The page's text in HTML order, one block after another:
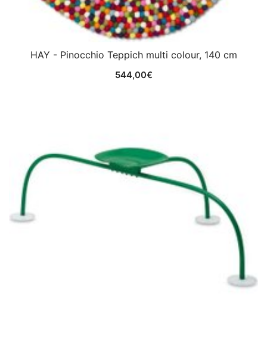
HAY - Pinocchio Teppich multi colour, 140 cm
544,00€